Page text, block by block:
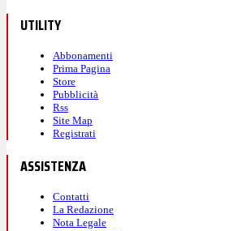
UTILITY
Abbonamenti
Prima Pagina
Store
Pubblicità
Rss
Site Map
Registrati
ASSISTENZA
Contatti
La Redazione
Nota Legale